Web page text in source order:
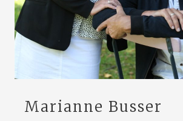
Marianne Busser